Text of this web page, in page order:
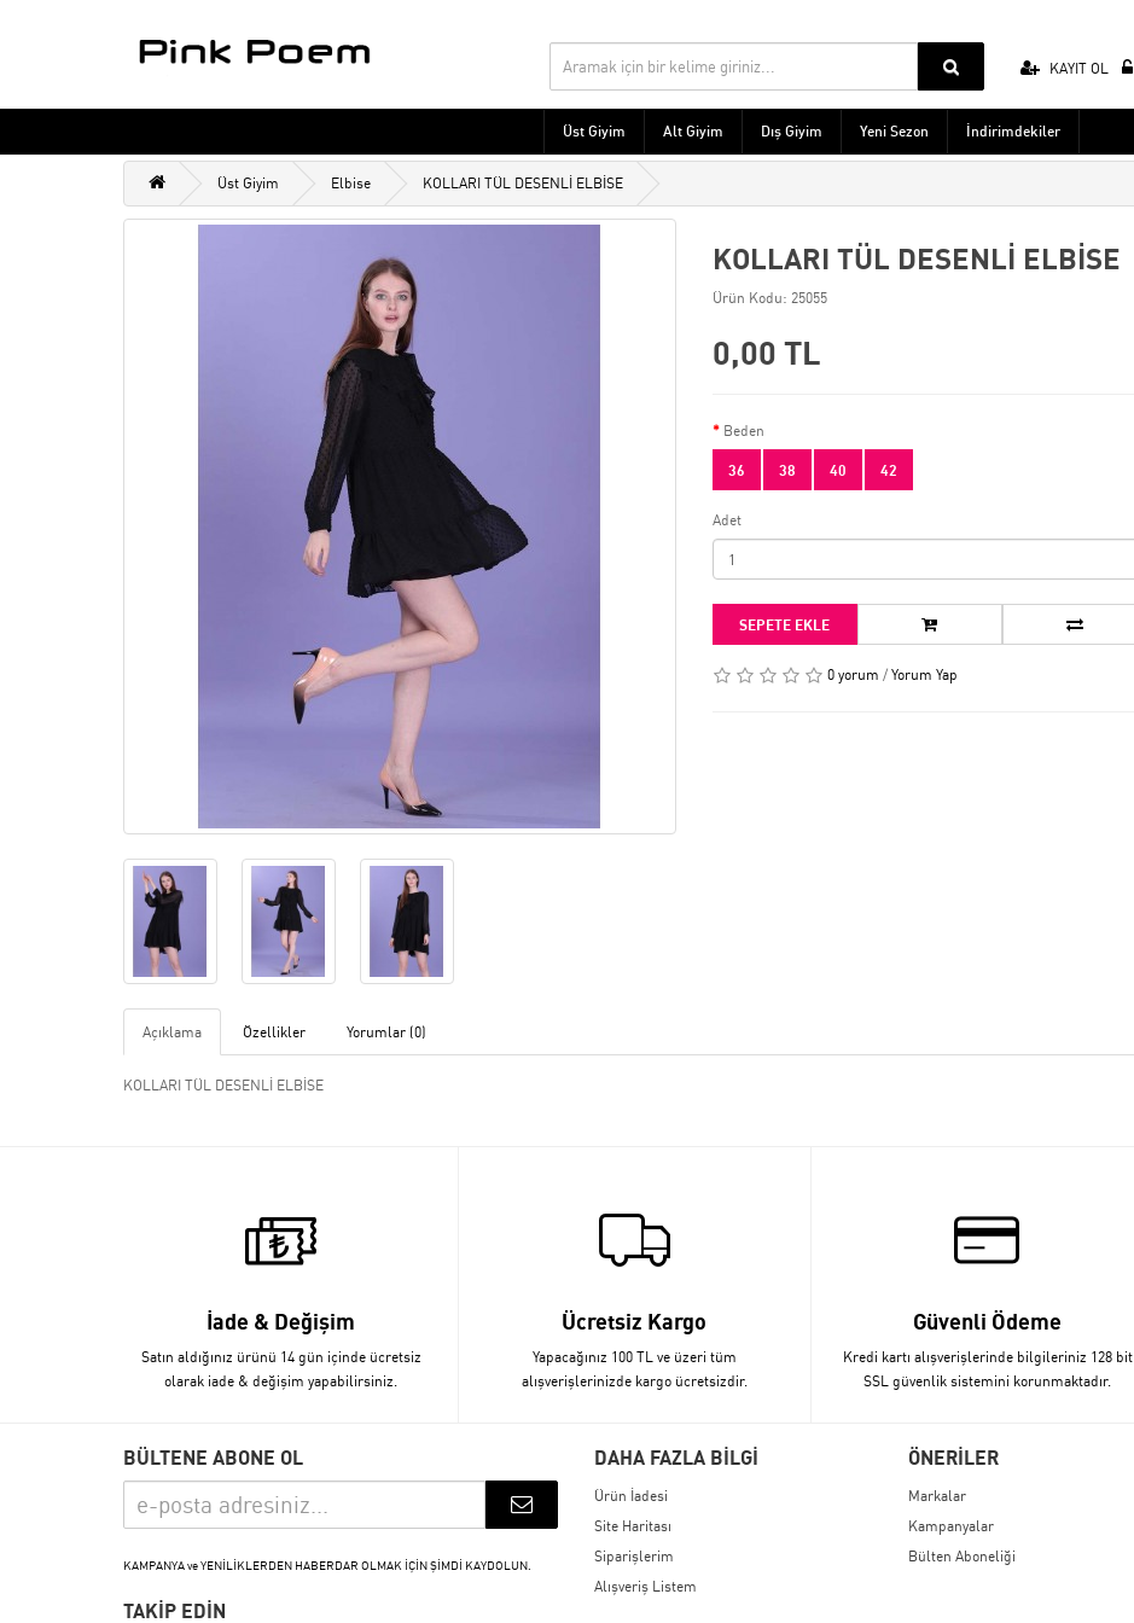
KAYIT OL
Üst Giyim Alt Giyim Dış Giyim Yeni Sezon İndirimdekiler
Üst Giyim Elbise KOLLARI TÜL DESENLİ ELBİSE
KOLLARI TÜL DESENLİ ELBİSE
Ürün Kodu: 25055
0,00 TL
Beden
36 38 40 42
Adet
SEPETE EKLE
0 yorum / Yorum Yap
Açıklama Özellikler Yorumlar (0)
KOLLARI TÜL DESENLİ ELBİSE
İade & Değişim
Satın aldığınız ürünü 14 gün içinde ücretsiz
olarak iade & değişim yapabilirsiniz.
Ücretsiz Kargo
Yapacağınız 100 TL ve üzeri tüm
alışverişlerinizde kargo ücretsizdir.
Güvenli Ödeme
Kredi kartı alışverişlerinde bilgileriniz 128 bit
SSL güvenlik sistemini korunmaktadır.
BÜLTENE ABONE OL
KAMPANYA ve YENİLİKLERDEN HABERDAR OLMAK İÇİN ŞİMDİ KAYDOLUN.
TAKİP EDİN
DAHA FAZLA BİLGİ
Ürün İadesi
Site Haritası
Siparişlerim
Alışveriş Listem
ÖNERİLER
Markalar
Kampanyalar
Bülten Aboneliği